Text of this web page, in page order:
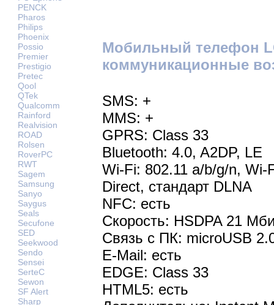
PENCK
Pharos
Philips
Phoenix
Possio
Premier
Prestigio
Pretec
Qool
QTek
Qualcomm
Rainford
Realvision
ROAD
Rolsen
RoverPC
RWT
Sagem
Samsung
Sanyo
Saygus
Seals
Secufone
SED
Seekwood
Sendo
Sensei
SerteC
Sewon
SF Alert
Sharp
Мобильный телефон
коммуникационные
SMS: +
MMS: +
GPRS: Class 33
Bluetooth: 4.0, A2DP, LE
Wi-Fi: 802.11 a/b/g/n, Wi-
Direct, стандарт DLNA
NFC: есть
Скорость: HSDPA 21
Связь с ПК: microUSB
E-Mail: есть
EDGE: Class 33
HTML5: есть